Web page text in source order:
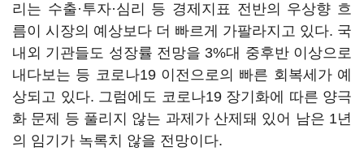
리는 수출·투자·심리 등 경제지표 전반의 우상향 흐
름이 시장의 예상보다 더 빠르게 가팔라지고 있다. 국
내외 기관들도 성장률 전망을 3%대 중후반 이상으로
내다보는 등 코로나19 이전으로의 빠른 회복세가 예
상되고 있다. 그럼에도 코로나19 장기화에 따른 양극
화 문제 등 풀리지 않는 과제가 산제돼 있어 남은 1년
의 임기가 녹록치 않을 전망이다.